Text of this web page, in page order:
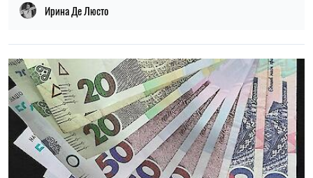
14:59, 05.08.2026
В Украине готовят пенсионную реформу: что изменится в
выплатах, накоплениях и специальных пенсиях
Ирина Де Люсто